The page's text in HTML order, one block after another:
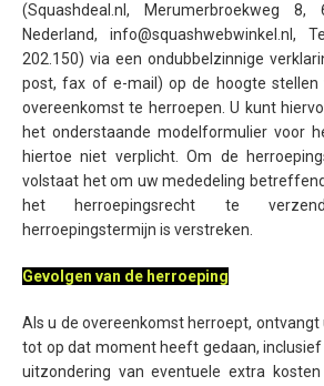
(Squashdeal.nl, Merumerbroekweg
Nederland, info@squashwebwinkel.nl,
202.150) via een ondubbelzinnige
post, fax of e-mail) op de hoogte stellen
overeenkomst te herroepen. U kunt
het onderstaande modelformulier voor
hiertoe niet verplicht. Om de
volstaat het om uw mededeling
het herroepingsrecht te
herroepingstermijn is verstreken.
Gevolgen van de herroeping
Als u de overeenkomst herroept, ontvangt
tot op dat moment heeft gedaan,
uitzondering van eventuele extra